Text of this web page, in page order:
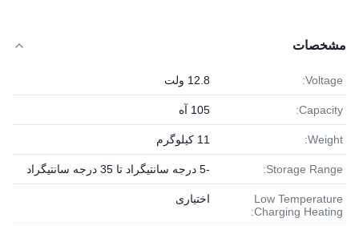
مشخصات
Voltage: 12.8 ولت
Capacity: 105 آه
Weight: 11 کیلوگرم
Storage Range: -5 درجه سانتیگراد تا 35 درجه سانتیگراد
Low Temperature
Charging Heating:
اختیاری